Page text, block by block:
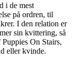
i de mest
på ordren, til
I den relation er
sin kvittering, så
On Stairs,
eller kvinde.